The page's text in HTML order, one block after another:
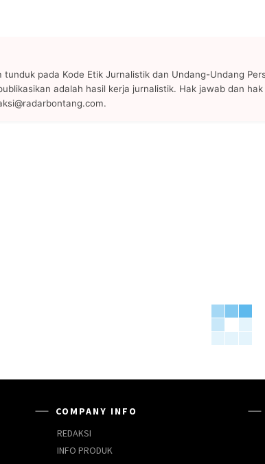
tunduk pada Kode Etik Jurnalistik dan Undang-Undang
adalah hasil kerja jurnalistik. Hak jawab dan
COMPANY INFO
REDAKSI
INFO PRODUK